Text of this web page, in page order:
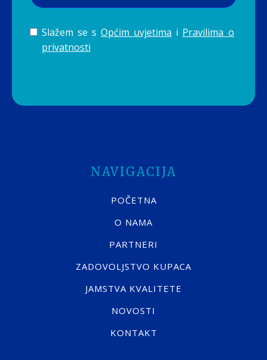
Slažem se s Općim uvjetima i Pravilima o
privatnosti
NAVIGACIJA
POČETNA
O NAMA
PARTNERI
ZADOVOLJSTVO KUPACA
JAMSTVA KVALITETE
NOVOSTI
KONTAKT